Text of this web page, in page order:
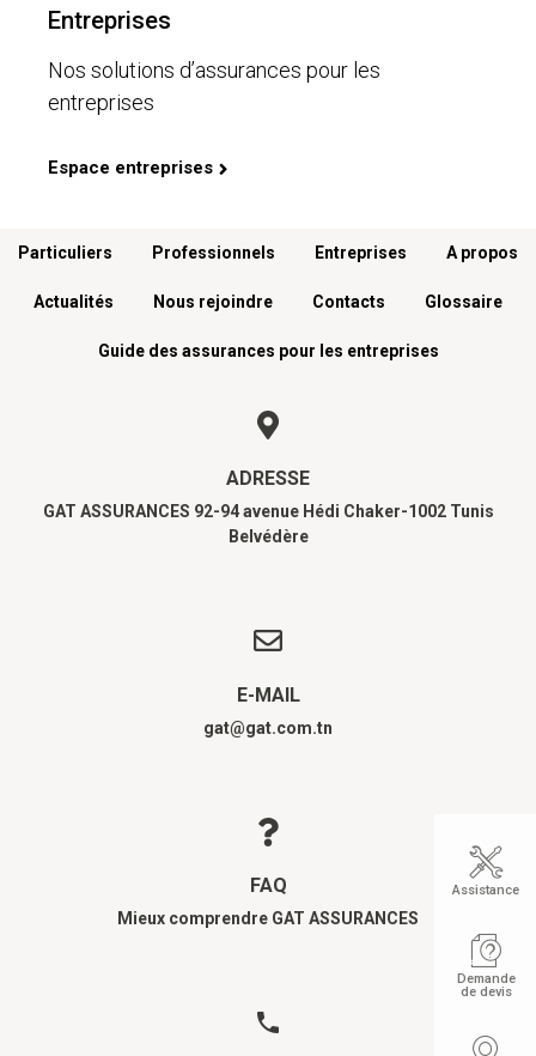
Entreprises
Nos solutions d’assurances pour les
entreprises
Espace entreprises
Menu footer
Particuliers Professionnels Entreprises A propos
Actualités Nous rejoindre Contacts Glossaire
Guide des assurances pour les entreprises
ADRESSE
GAT ASSURANCES 92-94 avenue Hédi Chaker-1002 Tunis
Belvédère
E-MAIL
gat@gat.com.tn
FAQ
Mieux comprendre GAT ASSURANCES
Assistance
Demande
de devis